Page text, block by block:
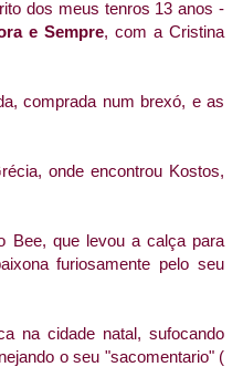
dos meus tenros 13 anos -
e Sempre, com a Cristina
comprada num brexó, e as
onde encontrou Kostos,
Bee, que levou a calça para
furiosamente pelo seu
na cidade natal, sufocando
o seu "sacomentario" (